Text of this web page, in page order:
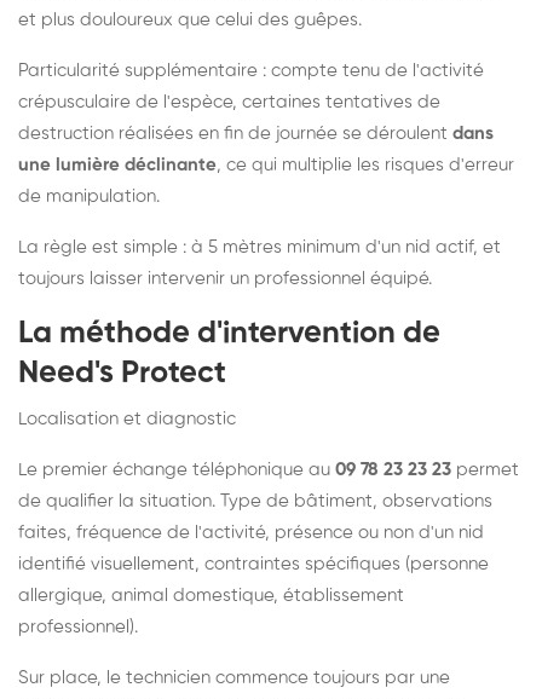
et plus douloureux que celui des guêpes.
Particularité supplémentaire : compte tenu de l'activité
crépusculaire de l'espèce, certaines tentatives de
destruction réalisées en fin de journée se déroulent dans
une lumière déclinante, ce qui multiplie les risques d'erreur
de manipulation.
La règle est simple : à 5 mètres minimum d'un nid actif, et
toujours laisser intervenir un professionnel équipé.
La méthode d'intervention de
Need's Protect
Localisation et diagnostic
Le premier échange téléphonique au 09 78 23 23 23 permet
de qualifier la situation. Type de bâtiment, observations
faites, fréquence de l'activité, présence ou non d'un nid
identifié visuellement, contraintes spécifiques (personne
allergique, animal domestique, établissement
professionnel).
Sur place, le technicien commence toujours par une